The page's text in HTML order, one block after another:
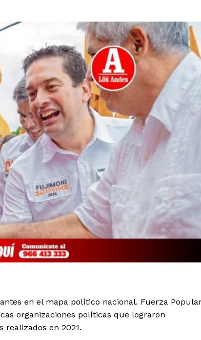
en el mapa político nacional. Fuerza
organizaciones políticas que lograron
en 2021.